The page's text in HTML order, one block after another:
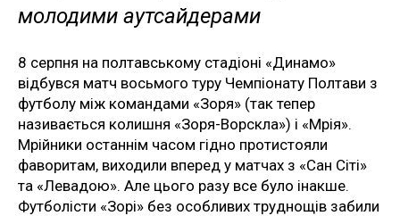
молодими аутсайдерами
8 серпня на полтавському стадіоні «Динамо»
відбувся матч восьмого туру Чемпіонату Полтави з
футболу між командами «Зоря» (так тепер
називається колишня «Зоря-Ворскла») і «Мрія».
Мрійники останнім часом гідно протистояли
фаворитам, виходили вперед у матчах з «Сан Сіті»
та «Левадою». Але цього разу все було інакше.
Футболісти «Зорі» без особливих труднощів забили